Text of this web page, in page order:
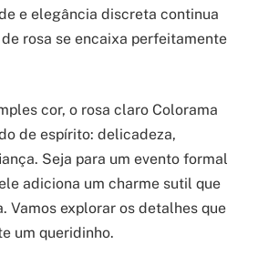
e elegância discreta continua
rosa se encaixa perfeitamente
cor, o rosa claro Colorama
de espírito: delicadeza,
Seja para um evento formal
adiciona um charme sutil que
Vamos explorar os detalhes que
um queridinho.